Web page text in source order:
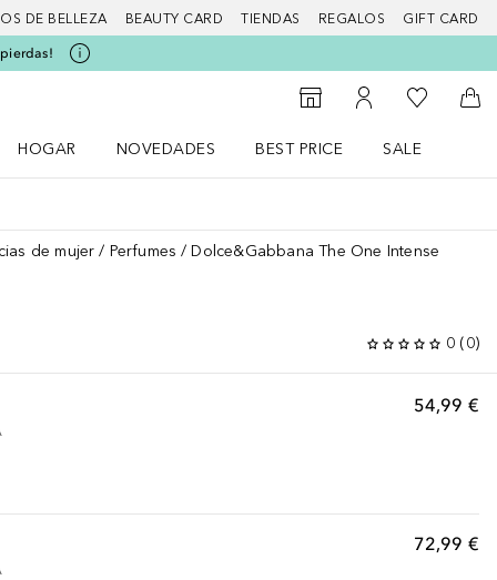
DE BELLEZA BEAUTY CARD TIENDAS REGALOS GIFT CARD
Al Storefinder
Mi cuenta
Mi lista de
A
HOGAR
NOVEDADES
BEST PRICE
SALE
de mujer Perfumes Dolce&Gabbana The One Intense
0 (0)
54,99 €
72,99 €